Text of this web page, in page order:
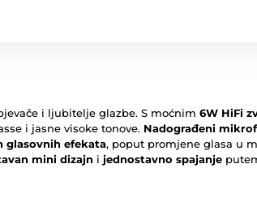
i ljubitelje glazbe. S moćnim 6W HiFi
i jasne visoke tonove. Nadograđeni
glasovnih efekata, poput promjene glasa u
mini dizajn i jednostavno spajanje